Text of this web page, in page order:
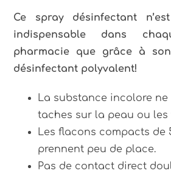
Ce spray désinfectant
indispensable dans
pharmacie que grâce à
désinfectant polyvalent!
La substance incolore
taches sur la peau ou les
Les flacons compacts de
prennent peu de place.
Pas de contact direct